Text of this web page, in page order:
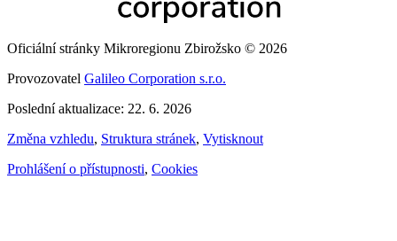
Oficiální stránky Mikroregionu Zbirožsko © 2026
Provozovatel Galileo Corporation s.r.o.
Poslední aktualizace: 22. 6. 2026
Změna vzhledu, Struktura stránek, Vytisknout
Prohlášení o přístupnosti, Cookies